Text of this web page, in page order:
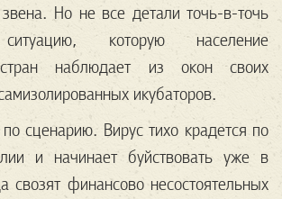
Но не все детали точь-в-точь
которую население
наблюдает из окон своих
икубаторов.
сценарию. Вирус тихо крадется по
и начинает буйствовать уже в
свозят финансово несостоятельных